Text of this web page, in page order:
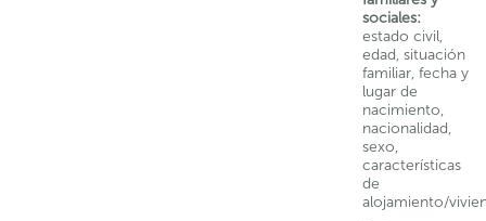
sociales:
estado civil,
edad, situación
familiar, fecha y
lugar de
nacimiento,
nacionalidad,
sexo,
características
de
alojamiento/